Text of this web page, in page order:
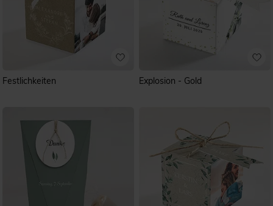
Festlichkeiten Explosion - Gold